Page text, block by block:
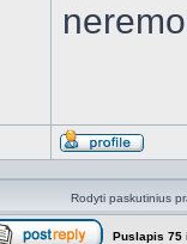
Rodyti paskutinius
Puslapis 75